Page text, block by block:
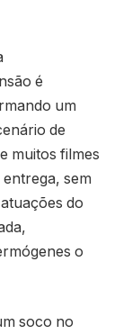
é
um
de
muitos filmes
sem
do
o
soco no